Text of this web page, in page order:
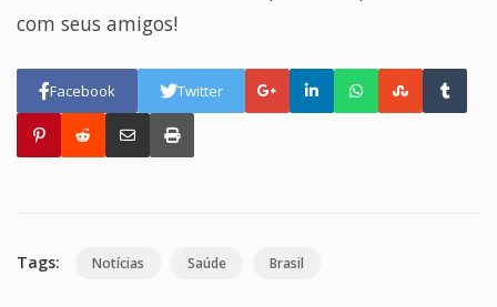
com seus amigos!
Facebook Twitter
Tags: Notícias Saúde Brasil